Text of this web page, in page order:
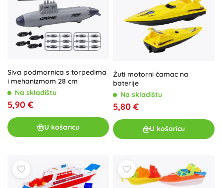
Siva podmornica s torpedima
i mehanizmom 28 cm
Na skladištu
5,90 €
U košaricu
Žuti motorni čamac na
baterije
Na skladištu
5,80 €
U košaricu